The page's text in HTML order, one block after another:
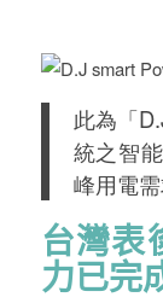
此為「
統之智
峰用電
台灣表
力已完